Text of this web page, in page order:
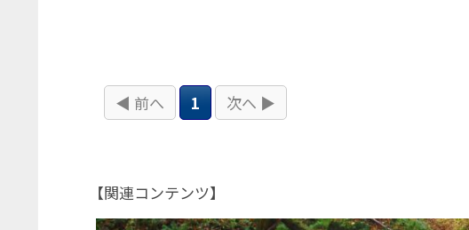
◀ 前へ 1 次へ ▶
【関連コンテンツ】